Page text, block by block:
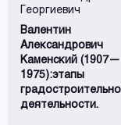
Георгиевич
Валентин
Александрович
Каменский (1907—
1975):этапы
деятельности.